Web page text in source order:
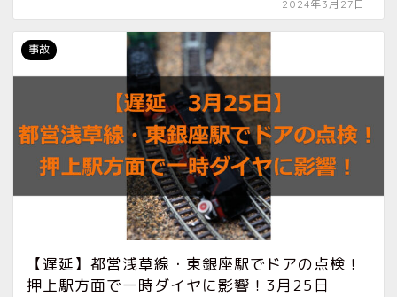
2024年3月27日
事故
【遅延】都営浅草線・東銀座駅でドアの点検！
押上駅方面で一時ダイヤに影響！3月25日